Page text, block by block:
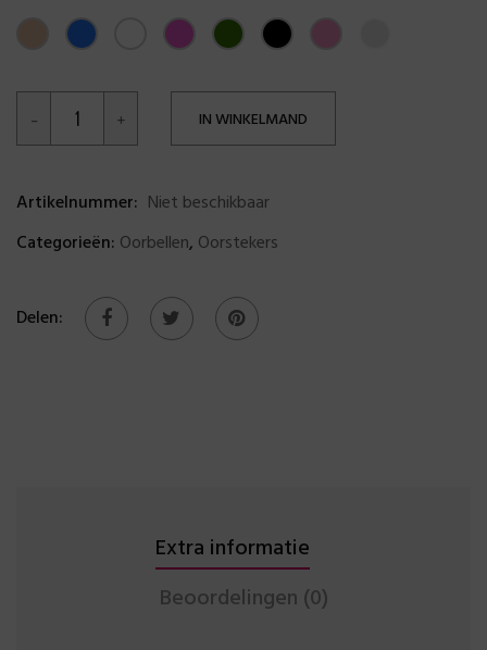
IN WINKELMAND
Artikelnummer: Niet beschikbaar
Categorieën: Oorbellen, Oorstekers
Delen:
Extra informatie
Beoordelingen (0)